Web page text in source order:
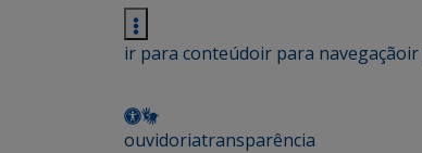
ir para conteúdoir para navegaçãoir
ouvidoriatransparência